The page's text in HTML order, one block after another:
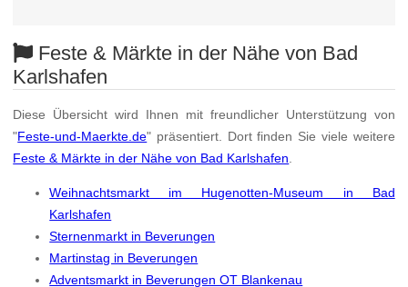
Feste & Märkte in der Nähe von Bad
Karlshafen
Diese Übersicht wird Ihnen mit freundlicher Unterstützung von
"Feste-und-Maerkte.de" präsentiert. Dort finden Sie viele weitere
Feste & Märkte in der Nähe von Bad Karlshafen
Weihnachtsmarkt im Hugenotten-Museum in Bad
Karlshafen
Sternenmarkt in Beverungen
Martinstag in Beverungen
Adventsmarkt in Beverungen OT Blankenau